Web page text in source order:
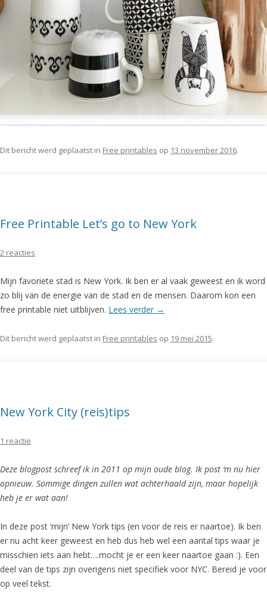
Dit bericht werd geplaatst in Free printables op 13 november 2016.
Free Printable Let’s go to New York
2 reacties
Mijn favoriete stad is New York. Ik ben er al vaak geweest en ik word
zo blij van de energie van de stad en de mensen. Daarom kon een
free printable niet uitblijven. Lees verder →
Dit bericht werd geplaatst in Free printables op 19 mei 2015.
New York City (reis)tips
1 reactie
Deze blogpost schreef ik in 2011 op mijn oude blog. Ik post ‘m nu hier
opnieuw. Sommige dingen zullen wat achterhaald zijn, maar hopelijk
heb je er wat aan!
In deze post ‘mijn’ New York tips (en voor de reis er naartoe). Ik ben
er nu acht keer geweest en heb dus heb wel een aantal tips waar je
misschien iets aan hebt….mocht je er een keer naartoe gaan :). Een
deel van de tips zijn overigens niet specifiek voor NYC. Bereid je voor
op veel tekst.